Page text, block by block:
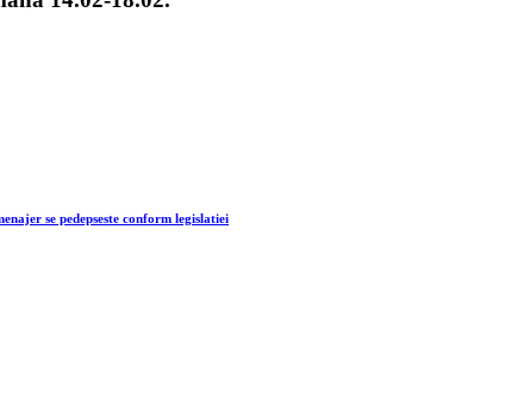
se pedepseste conform legislatiei